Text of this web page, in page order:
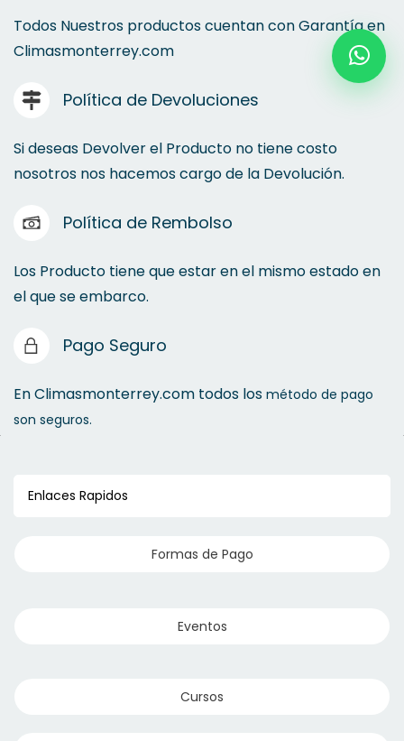
Todos Nuestros productos cuentan con Garantía en
Climasmonterrey.com
Política de Devoluciones
Si deseas Devolver el Producto no tiene costo
nosotros nos hacemos cargo de la Devolución.
Política de Rembolso
Los Producto tiene que estar en el mismo estado en
el que se embarco.
Pago Seguro
En Climasmonterrey.com todos los método de pago
son seguros.
Enlaces Rapidos
Formas de Pago
Eventos
Cursos